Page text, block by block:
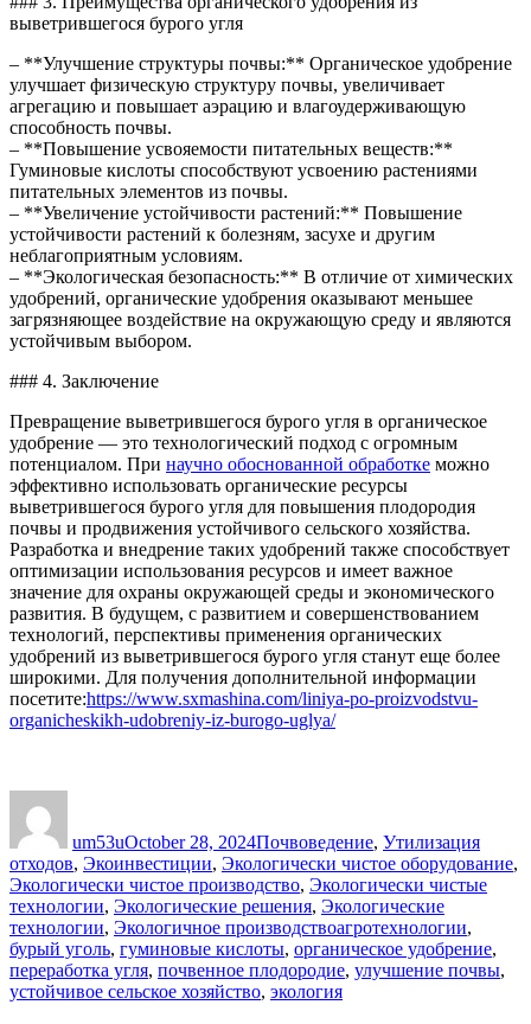
выветрившегося бурого угля
– **Улучшение структуры почвы:** Органическое удобрение
улучшает физическую структуру почвы, увеличивает
агрегацию и повышает аэрацию и влагоудерживающую
способность почвы.
– **Повышение усвояемости питательных веществ:**
Гуминовые кислоты способствуют усвоению растениями
питательных элементов из почвы.
– **Увеличение устойчивости растений:** Повышение
устойчивости растений к болезням, засухе и другим
неблагоприятным условиям.
– **Экологическая безопасность:** В отличие от химических
удобрений, органические удобрения оказывают меньшее
загрязняющее воздействие на окружающую среду и являются
устойчивым выбором.
### 4. Заключение
Превращение выветрившегося бурого угля в органическое
удобрение — это технологический подход с огромным
потенциалом. При научно обоснованной обработке можно
эффективно использовать органические ресурсы
выветрившегося бурого угля для повышения плодородия
почвы и продвижения устойчивого сельского хозяйства.
Разработка и внедрение таких удобрений также способствует
оптимизации использования ресурсов и имеет важное
значение для охраны окружающей среды и экономического
развития. В будущем, с развитием и совершенствованием
технологий, перспективы применения органических
удобрений из выветрившегося бурого угля станут еще более
широкими. Для получения дополнительной информации
посетите:https://www.sxmashina.com/liniya-po-proizvodstvu-
organicheskikh-udobreniy-iz-burogo-uglya/
um53uOctober 28, 2024Почвоведение, Утилизация
отходов, Экоинвестиции, Экологически чистое оборудование,
Экологически чистое производство, Экологически чистые
технологии, Экологические решения, Экологические
технологии, Экологичное производствоTags
агротехнологии,
бурый уголь, гуминовые кислоты, органическое удобрение,
переработка угля, почвенное плодородие, улучшение почвы,
устойчивое сельское хозяйство, экология